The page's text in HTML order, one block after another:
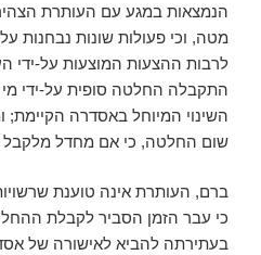
הנמצאות במגע עם העותרת
מטה, וכי פעולות שונות נבחנות
לרבות ההצעות המוצעות על-ידי
התקבלה החלטה סופית על-ידי
השינוי המיוחל באסדרה
שום החלטה, כי אם מחדל
ברם, העותרת אינה טוענת
כי עבר הזמן הסביר לקבלת
בעתירתה להביא לאישורה של